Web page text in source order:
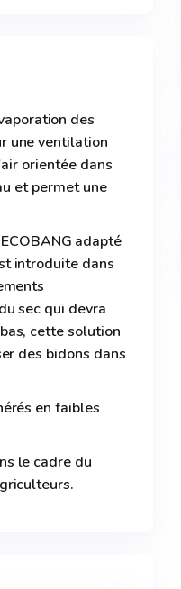
des
une ventilation
orientée dans
et permet une
adapté
introduite dans
sec qui devra
cette solution
des bidons dans
en faibles
le cadre du